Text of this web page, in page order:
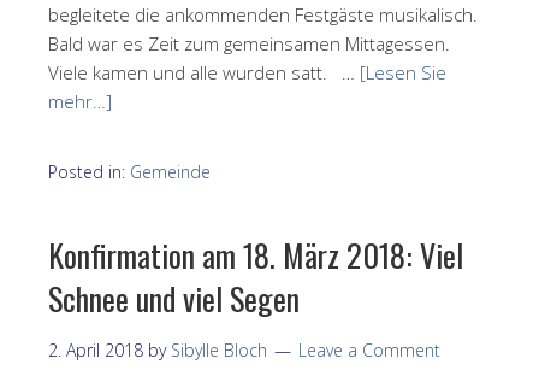
begleitete die ankommenden Festgäste musikalisch.
Bald war es Zeit zum gemeinsamen Mittagessen.
Viele kamen und alle wurden satt. … [Lesen Sie
mehr…]
Posted in: Gemeinde
Konfirmation am 18. März 2018: Viel
Schnee und viel Segen
2. April 2018 by Sibylle Bloch Leave a Comment